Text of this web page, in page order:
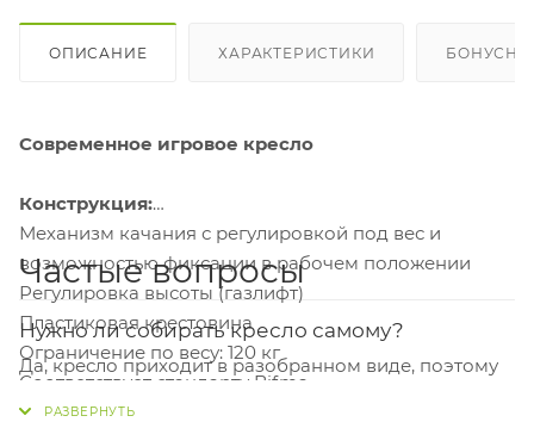
ОПИСАНИЕ ХАРАКТЕРИСТИКИ
Современное игровое кресло
Конструкция:
Механизм качания с регулировкой под вес и
возможностью фиксации в рабочем положении
Регулировка высоты (газлифт)
Пластиковая крестовина
Ограничение по весу: 120 кг
Соответствует стандарту Bifma
Гарантия: 24 мес.
Частые вопросы
Нужно ли собирать кресло самому?
Да, кресло приходит в разобранном виде, поэтому